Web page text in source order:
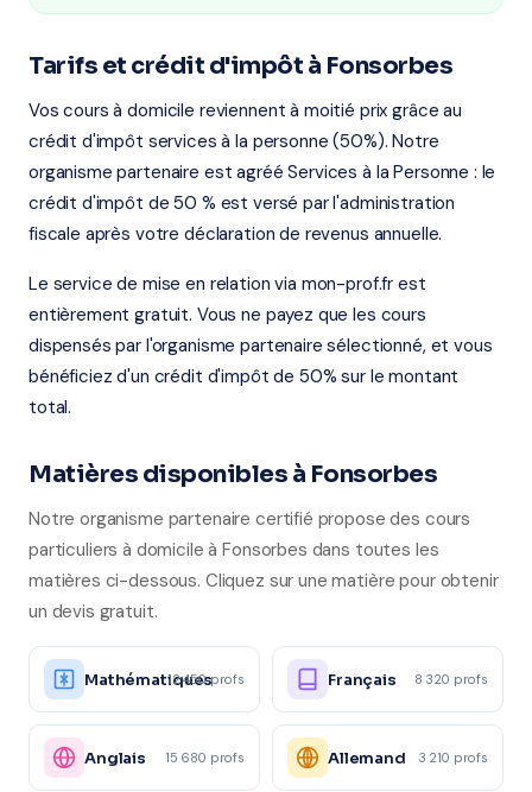
Tarifs et crédit d'impôt à Fonsorbes
Vos cours à domicile reviennent à moitié prix grâce au
crédit d'impôt services à la personne (50%). Notre
organisme partenaire est agréé Services à la Personne : le
crédit d'impôt de 50 % est versé par l'administration
fiscale après votre déclaration de revenus annuelle.
Le service de mise en relation via mon-prof.fr est
entièrement gratuit. Vous ne payez que les cours
dispensés par l'organisme partenaire sélectionné, et vous
bénéficiez d'un crédit d'impôt de 50% sur le montant
total.
Matières disponibles à Fonsorbes
Notre organisme partenaire certifié propose des cours
particuliers à domicile à Fonsorbes dans toutes les
matières ci-dessous. Cliquez sur une matière pour obtenir
un devis gratuit.
Mathématiques
12 450 profs Français 8 320 profs
Anglais 15 680 profs Allemand 3 210 profs